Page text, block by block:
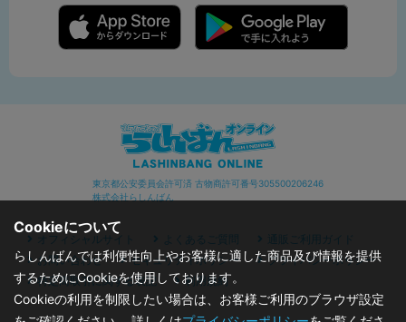
東京都公安委員会許可済 古物商許可番号305500206246
株式会社らしんばん
オフィシャルサイト よくあるご質問
通販ご利用ガイド
お問い合わせ
セキュリティポリシー
プライバシーポリシー
特定商取引に関する表記
利用規約
Cookieについて
らしんばんでは利便性向上やお客様に適した商品及び情報を提供
するためにCookieを使用しております。
Cookieの利用を制限したい場合は、お客様ご利用のブラウザ設定